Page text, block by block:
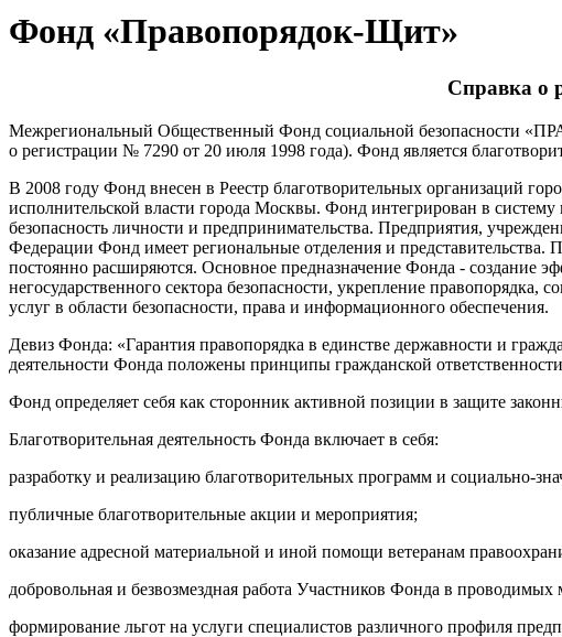
Фонд «Правопорядок-Щит»
Справка о
Межрегиональный Общественный Фонд социальной безопасности
о регистрации № 7290 от 20 июля 1998 года). Фонд является
В 2008 году Фонд внесен в Реестр благотворительных организаций
исполнительской власти города Москвы. Фонд интегрирован в
безопасность личности и предпринимательства. Предприятия,
Федерации Фонд имеет региональные отделения и
постоянно расширяются. Основное предназначение Фонда - создание
негосударственного сектора безопасности, укрепление
услуг в области безопасности, права и информационного обеспечения.
Девиз Фонда: «Гарантия правопорядка в единстве державности и
деятельности Фонда положены принципы гражданской
Фонд определяет себя как сторонник активной позиции в защите
Благотворительная деятельность Фонда включает в себя:
разработку и реализацию благотворительных программ и социально-
публичные благотворительные акции и мероприятия;
оказание адресной материальной и иной помощи ветеранам
добровольная и безвозмездная работа Участников Фонда в проводимых
формирование льгот на услуги специалистов различного профиля